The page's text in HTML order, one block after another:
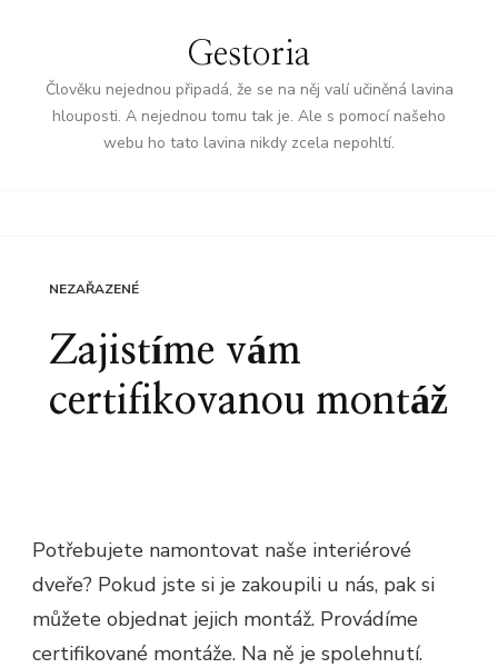
Gestoria
Člověku nejednou připadá, že se na něj valí učiněná lavina
hlouposti. A nejednou tomu tak je. Ale s pomocí našeho
webu ho tato lavina nikdy zcela nepohltí.
NEZAŘAZENÉ
Zajistíme vám
certifikovanou montáž
Potřebujete namontovat naše interiérové
dveře? Pokud jste si je zakoupili u nás, pak si
můžete objednat jejich montáž. Provádíme
certifikované montáže. Na ně je spolehnutí.